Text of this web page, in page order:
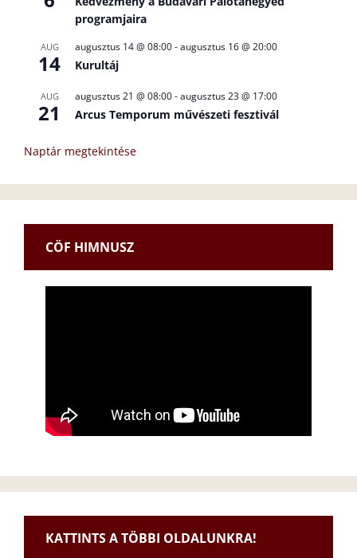
programjaira
AUG
14
augusztus 14 @ 08:00-augusztus 16 @ 20:00
Kurultáj
AUG
21
augusztus 21 @ 08:00-augusztus 23 @ 17:00
Arcus Temporum művészeti fesztivál
Naptár megtekintése
CÖF HIMNUSZ
KATTINTS A TÖBBI OLDALUNKRA!